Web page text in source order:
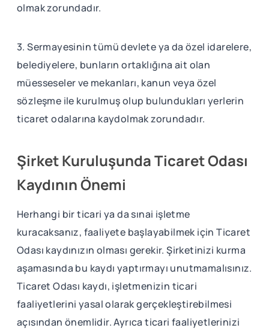
olmak zorundadır.
3. Sermayesinin tümü devlete ya da özel idarelere,
belediyelere, bunların ortaklığına ait olan
müesseseler ve mekanları, kanun veya özel
sözleşme ile kurulmuş olup bulundukları yerlerin
ticaret odalarına kaydolmak zorundadır.
Şirket Kuruluşunda Ticaret Odası
Kaydının Önemi
Herhangi bir ticari ya da sınai işletme
kuracaksanız, faaliyete başlayabilmek için Ticaret
Odası kaydınızın olması gerekir. Şirketinizi kurma
aşamasında bu kaydı yaptırmayı unutmamalısınız.
Ticaret Odası kaydı, işletmenizin ticari
faaliyetlerini yasal olarak gerçekleştirebilmesi
açısından önemlidir. Ayrıca ticari faaliyetlerinizi